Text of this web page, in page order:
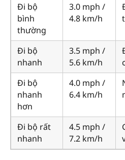
Đi bộ
bình
thường
3.0 mph /
4.8 km/h
Đi bộ
nhanh
3.5 mph /
5.6 km/h
Đi bộ
nhanh
hơn
4.0 mph /
6.4 km/h
Đi bộ rất
nhanh
4.5 mph /
7.2 km/h